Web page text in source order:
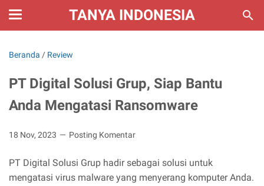
TANYA INDONESIA
Beranda / Review
PT Digital Solusi Grup, Siap Bantu
Anda Mengatasi Ransomware
18 Nov, 2023 Posting Komentar
PT Digital Solusi Grup hadir sebagai solusi untuk
mengatasi virus malware yang menyerang komputer Anda.